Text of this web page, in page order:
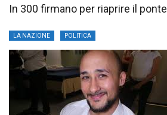
In 300 firmano per riaprire il ponte
LA NAZIONE POLITICA